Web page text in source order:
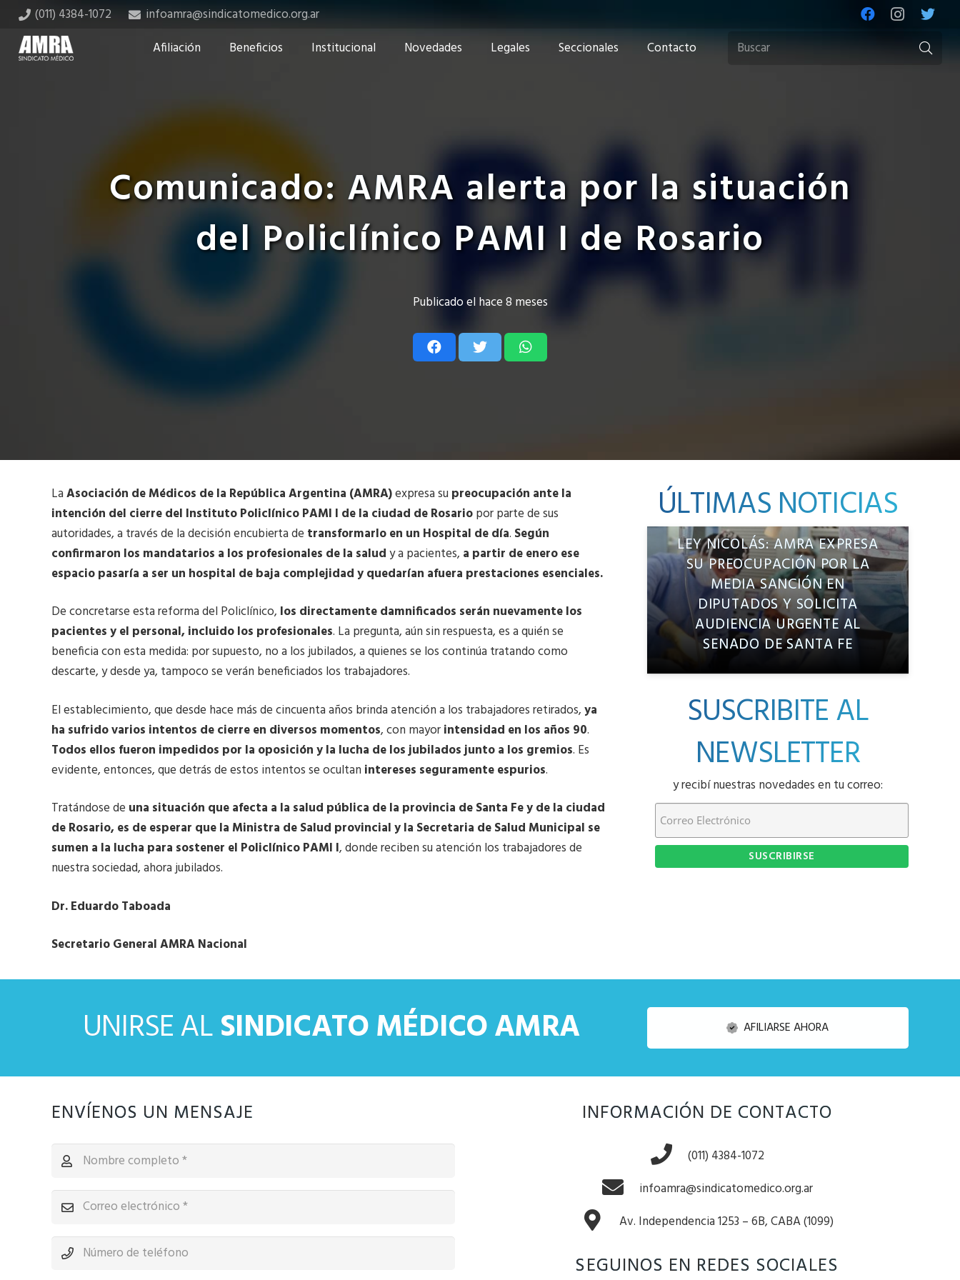
(011) 4384-1072
infoamra@sindicatomedico.org.ar
Afiliación
Beneficios Institucional Novedades Legales Seccionales Contacto
Comunicado: AMRA alerta por la situación
del Policlínico PAMI I de Rosario
Publicado elhace 8 meses
LaAsociación de Médicos de la República Argentina (AMRA)expresa su preocupación ante la
intención del cierre del Instituto Policlínico PAMI I de la ciudad de Rosariopor parte de sus
autoridades, a través de la decisión encubierta de transformarlo en un Hospital de día. Según
confirmaron los mandatarios a los profesionales de la saludy a pacientes, a partir de enero ese
espacio pasaría a ser un hospital de baja complejidad y quedarían afuera prestaciones esenciales.
De concretarse esta reforma del Policlínico, los directamente damnificados serán nuevamente los
pacientes y el personal, incluido los profesionales. La pregunta, aún sin respuesta, es a quién se
beneficia con esta medida: por supuesto, no a los jubilados, a quienes se los continúa tratando como
descarte, y desde ya, tampoco se verán beneficiados los trabajadores.
El establecimiento, que desde hace más de cincuenta años brinda atención a los trabajadores retirados,ya
ha sufrido varios intentos de cierre en diversos momentos, con mayorintensidad en los años 90.
Todos ellos fueron impedidos por la oposición y la lucha de los jubilados junto a los gremios. Es
evidente, entonces, que detrás de estos intentos se ocultan intereses seguramente espurios.
Tratándose de una situación que afecta a la salud pública de la provincia de Santa Fe y de la ciudad
de Rosario, es de esperar que la Ministra de Salud provincial y la Secretaria de Salud Municipal se
sumen a la lucha para sostener el Policlínico PAMI I, donde reciben su atención los trabajadores de
nuestra sociedad, ahora jubilados.
Dr. Eduardo Taboada
Secretario General AMRA Nacional
ÚLTIMAS NOTICIAS
LEY NICOLÁS: AMRA EXPRESA
SU PREOCUPACIÓN POR LA
MEDIA SANCIÓN EN
DIPUTADOS Y SOLICITA
AUDIENCIA URGENTE AL
SENADO DE SANTA FE
SUSCRIBITE AL
NEWSLETTER
y recibí nuestras novedades en tu correo:
UNIRSE ALSINDICATO MÉDICO AMRA AFILIARSE AHORA
ENVÍENOS UN MENSAJE INFORMACIÓN DE CONTACTO
(011) 4384-1072
infoamra@sindicatomedico.org.ar
Av. Independencia 1253 – 6B, CABA (1099)
SEGUINOS EN REDES SOCIALES